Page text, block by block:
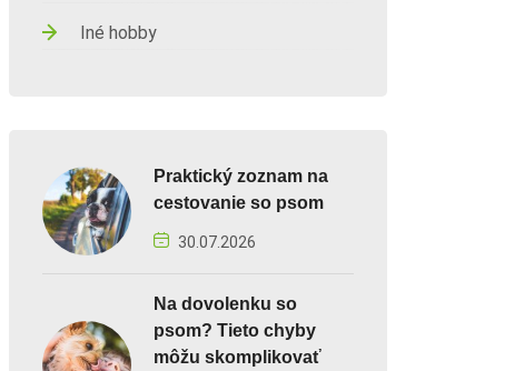
Iné hobby
Praktický zoznam na
cestovanie so psom
30.07.2026
Na dovolenku so
psom? Tieto chyby
môžu skomplikovať